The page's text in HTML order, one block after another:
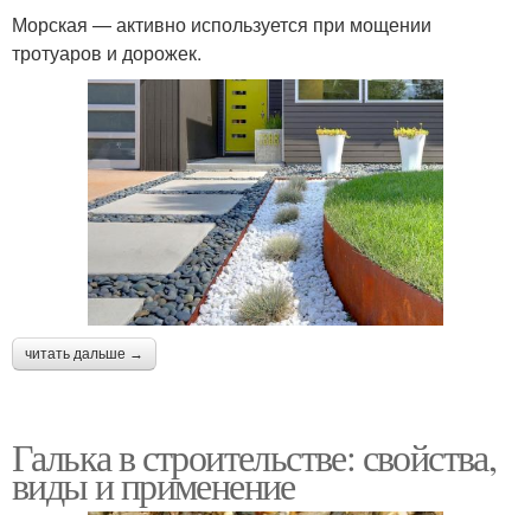
Морская — активно используется при мощении
тротуаров и дорожек.
читать дальше →
Галька в строительстве: свойства,
виды и применение